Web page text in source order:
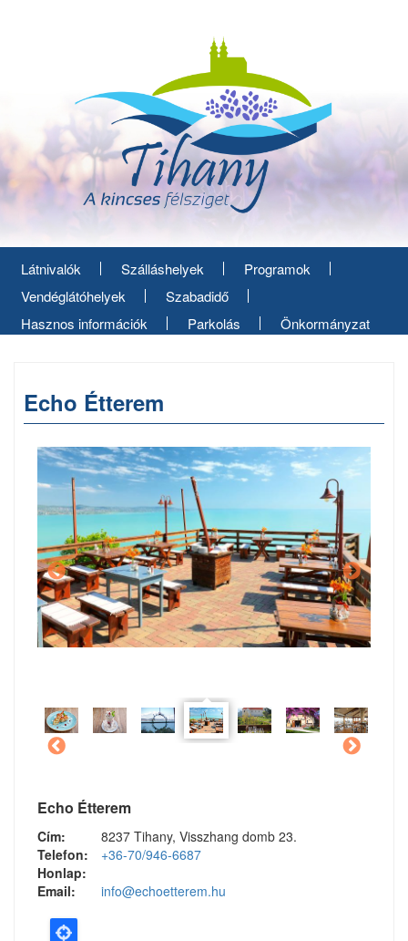
Látnivalók Szálláshelyek
Programok
Vendéglátóhelyek
Szabadidő
Hasznos információk
Parkolás Önkormányzat
Echo Étterem
Echo Étterem
Cím:
8237 Tihany, Visszhang domb 23.
Telefon:
+36-70/946-6687
Honlap:
Email:
info@echoetterem.hu